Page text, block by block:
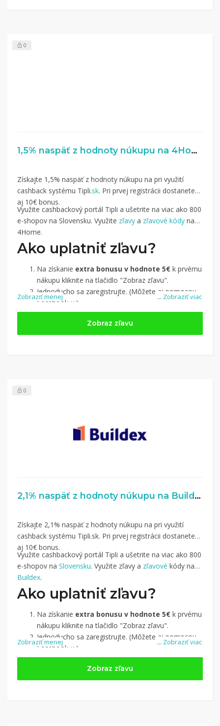
0
1,5% naspäť z hodnoty núkupu na 4Home.sk
... Zobraziť viac
Získajte 1,5% naspäť z hodnoty núkupu na pri využití
cashback systému Tipli.sk. Pri prvej registrácii dostanete
aj 10€ bonus.
Využite cashbackový portál Tipli a ušetrite na viac ako 800
e-shopov na Slovensku. Využite zľavy a zľavové kódy na
4Home.
Ako uplatniť zľavu?
Na získanie extra bonusu v hodnote 5€ k prvému
nákupu kliknite na tlačidlo "Zobraz zľavu".
Jednoducho sa zaregistrujte. (Môžete aj pomocou
Facebook-u.)
Jednoducho sinájdite obchod, pomocou služby
(v ponuke je cca 1 500 obchodov).
Kliknite na tlačidlo „Nakupovať“.(Následne
Zobraziť menej
Zobraz zľavu
0
2,1% naspäť z hodnoty núkupu na Buildex.sk
... Zobraziť viac
Získajte 2,1% naspäť z hodnoty núkupu na pri využití
cashback systému Tipli.sk. Pri prvej registrácii dostanete
aj 10€ bonus.
Využite cashbackový portál Tipli a ušetrite na viac ako 800
e-shopov na Slovensku. Využite zľavy a zľavové kódy na
Buildex.
Ako uplatniť zľavu?
Na získanie extra bonusu v hodnote 5€ k prvému
nákupu kliknite na tlačidlo "Zobraz zľavu".
Jednoducho sa zaregistrujte. (Môžete aj pomocou
Facebook-u.)
Jednoducho sinájdite obchod, pomocou služby
(v ponuke je cca 1 500 obchodov).
Kliknite na tlačidlo „Nakupovať“.(Následne
Zobraziť menej
Zobraz zľavu